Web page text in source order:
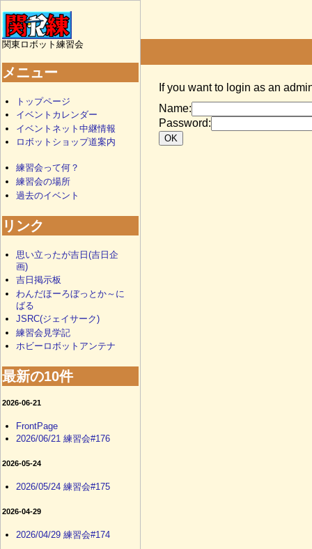
If you want to login as an
Name:
Password:
関東ロボット練習会
メニュー
トップページ
イベントカレンダー
イベントネット中継情報
ロボットショップ道案内
練習会って何？
練習会の場所
過去のイベント
リンク
思い立ったが吉日(吉日企
画)
吉日掲示板
わんだほーろぼっとか～に
ばる
JSRC(ジェイサーク)
練習会見学記
ホビーロボットアンテナ
最新の10件
2026-06-21
FrontPage
2026/06/21 練習会#176
2026-05-24
2026/05/24 練習会#175
2026-04-29
2026/04/29 練習会#174